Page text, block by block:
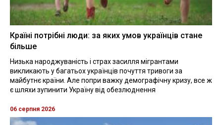
Країні потрібні люди: за яких умов українців стане
більше
Низька народжуваність і страх засилля мігрантами
викликають у багатьох українців почуття тривоги за
майбутнє країни. Але попри важку демографічну кризу, все ж
є шляхи зупинити Україну від обезлюднення
06 серпня 2026